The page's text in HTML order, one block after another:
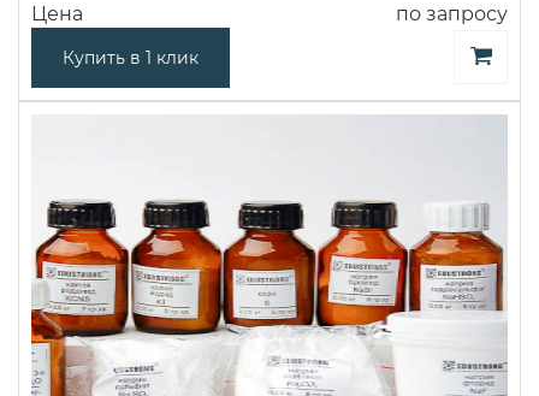
Цена по запросу
Купить в 1 клик